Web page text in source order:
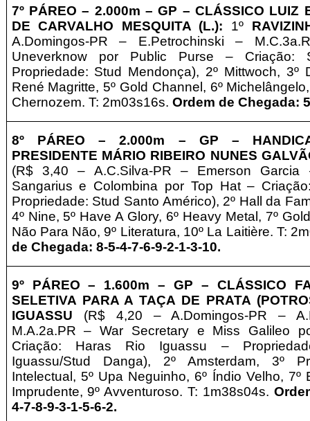
7º PÁREO – 2.000m – GP – CLÁSSICO LUIZ
DE CARVALHO MESQUITA (L.): 1º
A.Domingos-PR – E.Petrochinski –
Uneverknow por Public Purse – Criação:
Propriedade: Stud Mendonça), 2º Mittwoch, 3º
René Magritte, 5º Gold Channel, 6º
Chernozem. T: 2m03s16s. Ordem de Chegada:
8º PÁREO – 2.000m – GP –
PRESIDENTE MÁRIO RIBEIRO NUNES
(R$ 3,40 – A.C.Silva-PR – Emerson Garcia
Sangarius e Colombina por Top Hat –
Propriedade: Stud Santo Américo), 2º Hall da
4º Nine, 5º Have A Glory, 6º Heavy Metal, 7º
Não Para Não, 9º Literatura, 10º La Laitière. T:
de Chegada: 8-5-4-7-6-9-2-1-3-10.
9º PÁREO – 1.600m – GP – CLÁSSICO
SELETIVA PARA A TAÇA DE PRATA
IGUASSU (R$ 4,20 – A.Domingos-PR –
M.A.2a.PR –War Secretary e Miss Galileo
Criação: Haras Rio Iguassu –
Iguassu/Stud Danga), 2º Amsterdam, 3º
Intelectual, 5º Upa Neguinho, 6º Índio Velho, 7º
Imprudente, 9º Avventuroso. T: 1m38s04s.
4-7-8-9-3-1-5-6-2.